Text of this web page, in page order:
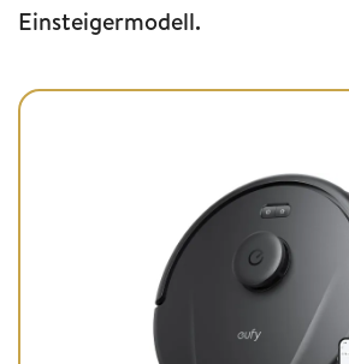
Einsteigermodell.